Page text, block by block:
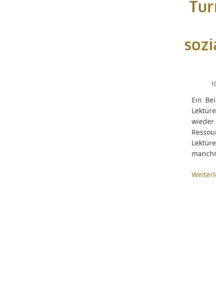
Ein